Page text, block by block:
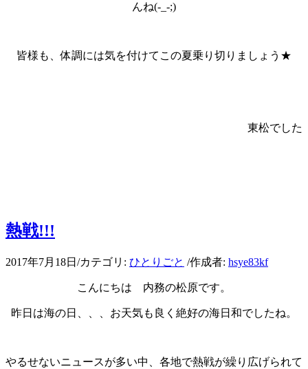
んね(-_-;)
皆様も、体調には気を付けてこの夏乗り切りましょう★
東松でした
熱戦!!!
2017年7月18日 /カテゴリ: ひとりごと /作成者: hsye83kf
こんにちは 内務の松原です。
昨日は海の日、、、お天気も良く絶好の海日和でしたね。
やるせないニュースが多い中、各地で熱戦が繰り広げられて